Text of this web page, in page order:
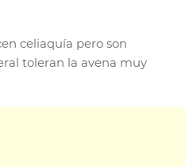
celiaquía pero son
toleran la avena muy